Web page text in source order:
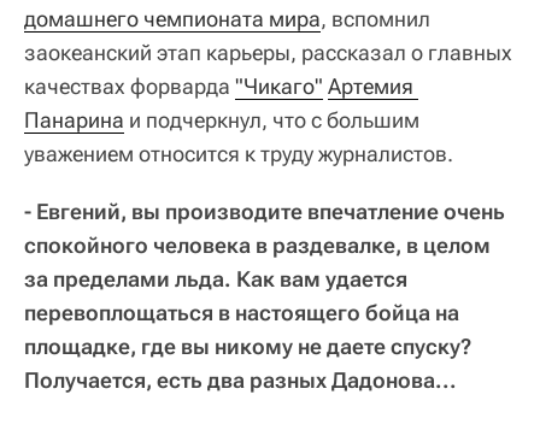
домашнего чемпионата мира, вспомнил
заокеанский этап карьеры, рассказал о главных
качествах форварда "Чикаго" Артемия
Панарина и подчеркнул, что с большим
уважением относится к труду журналистов.
- Евгений, вы производите впечатление очень
спокойного человека в раздевалке, в целом
за пределами льда. Как вам удается
перевоплощаться в настоящего бойца на
площадке, где вы никому не даете спуску?
Получается, есть два разных Дадонова...